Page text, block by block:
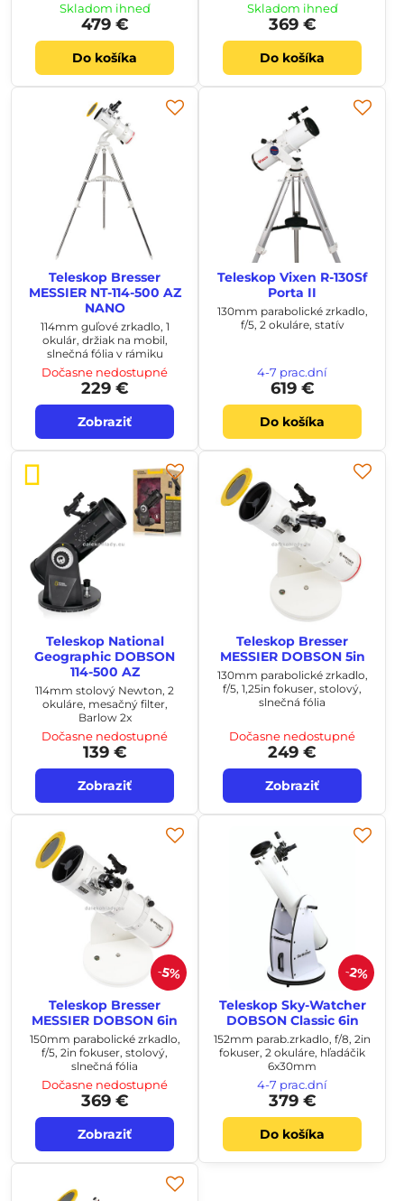
Skladom ihneď
479 €
Do košíka
Skladom ihneď
369 €
Do košíka
Teleskop Bresser
MESSIER NT-114-500 AZ
NANO
114mm guľové zrkadlo, 1
okulár, držiak na mobil,
slnečná fólia v rámiku
Dočasne nedostupné
229 €
Zobraziť
Teleskop Vixen R-130Sf
Porta II
130mm parabolické zrkadlo,
f/5, 2 okuláre, statív
4-7 prac.dní
619 €
Do košíka
Teleskop National
Geographic DOBSON
114-500 AZ
114mm stolový Newton, 2
okuláre, mesačný filter,
Barlow 2x
Dočasne nedostupné
139 €
Zobraziť
Teleskop Bresser
MESSIER DOBSON 5in
130mm parabolické zrkadlo,
f/5, 1,25in fokuser, stolový,
slnečná fólia
Dočasne nedostupné
249 €
Zobraziť
5%
Teleskop Bresser
MESSIER DOBSON 6in
150mm parabolické zrkadlo,
f/5, 2in fokuser, stolový,
slnečná fólia
Dočasne nedostupné
369 €
Zobraziť
2%
Teleskop Sky-Watcher
DOBSON Classic 6in
152mm parab.zrkadlo, f/8, 2in
fokuser, 2 okuláre, hľadáčik
6x30mm
4-7 prac.dní
379 €
Do košíka